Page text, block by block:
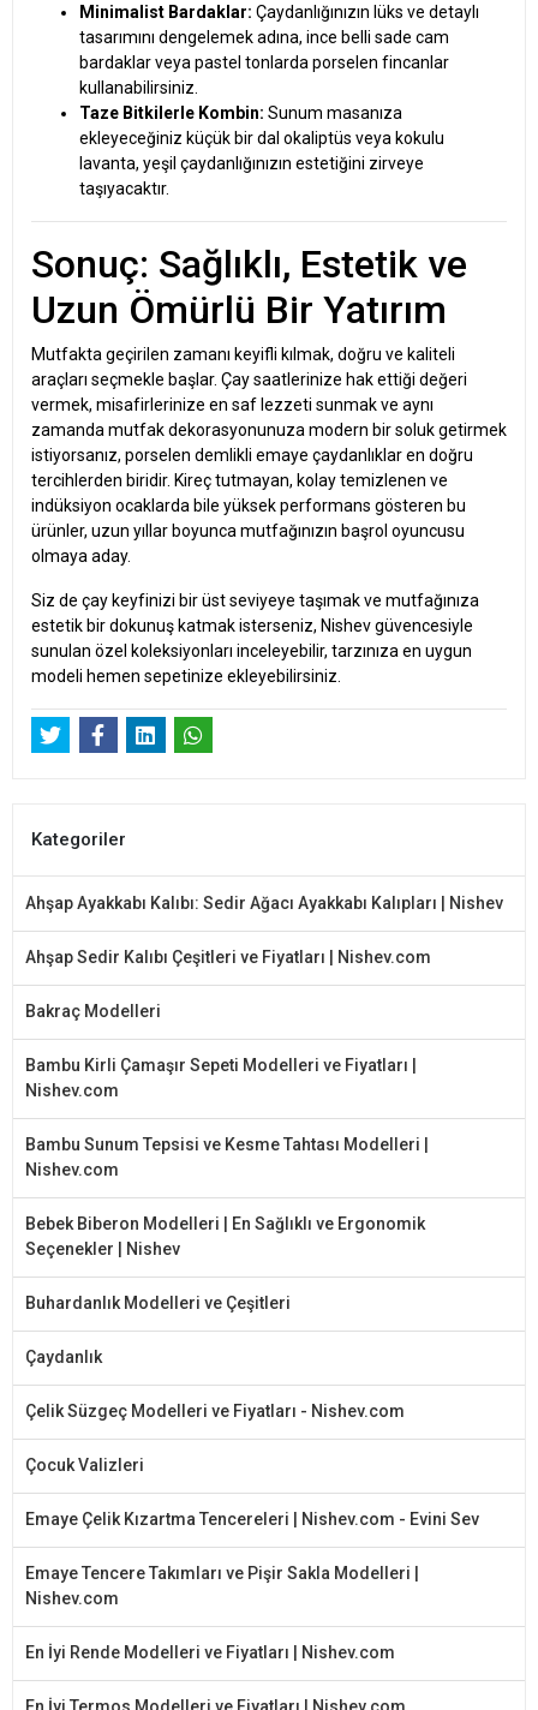
Minimalist Bardaklar: Çaydanlığınızın lüks ve detaylı
tasarımını dengelemek adına, ince belli sade cam
bardaklar veya pastel tonlarda porselen fincanlar
kullanabilirsiniz.
Taze Bitkilerle Kombin: Sunum masanıza
ekleyeceğiniz küçük bir dal okaliptüs veya kokulu
lavanta, yeşil çaydanlığınızın estetiğini zirveye
taşıyacaktır.
Sonuç: Sağlıklı, Estetik ve
Uzun Ömürlü Bir Yatırım
Mutfakta geçirilen zamanı keyifli kılmak, doğru ve kaliteli
araçları seçmekle başlar. Çay saatlerinize hak ettiği değeri
vermek, misafirlerinize en saf lezzeti sunmak ve aynı
zamanda mutfak dekorasyonunuza modern bir soluk getirmek
istiyorsanız, porselen demlikli emaye çaydanlıklar en doğru
tercihlerden biridir. Kireç tutmayan, kolay temizlenen ve
indüksiyon ocaklarda bile yüksek performans gösteren bu
ürünler, uzun yıllar boyunca mutfağınızın başrol oyuncusu
olmaya aday.
Siz de çay keyfinizi bir üst seviyeye taşımak ve mutfağınıza
estetik bir dokunuş katmak isterseniz, Nishev güvencesiyle
sunulan özel koleksiyonları inceleyebilir, tarzınıza en uygun
modeli hemen sepetinize ekleyebilirsiniz.
Kategoriler
Ahşap Ayakkabı Kalıbı: Sedir Ağacı Ayakkabı Kalıpları | Nishev
Ahşap Sedir Kalıbı Çeşitleri ve Fiyatları | Nishev.com
Bakraç Modelleri
Bambu Kirli Çamaşır Sepeti Modelleri ve Fiyatları |
Nishev.com
Bambu Sunum Tepsisi ve Kesme Tahtası Modelleri |
Nishev.com
Bebek Biberon Modelleri | En Sağlıklı ve Ergonomik
Seçenekler | Nishev
Buhardanlık Modelleri ve Çeşitleri
Çaydanlık
Çelik Süzgeç Modelleri ve Fiyatları - Nishev.com
Çocuk Valizleri
Emaye Çelik Kızartma Tencereleri | Nishev.com - Evini Sev
Emaye Tencere Takımları ve Pişir Sakla Modelleri |
Nishev.com
En İyi Rende Modelleri ve Fiyatları | Nishev.com